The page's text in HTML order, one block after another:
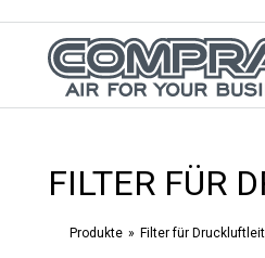
FILTER FÜR
Produkte Filter für